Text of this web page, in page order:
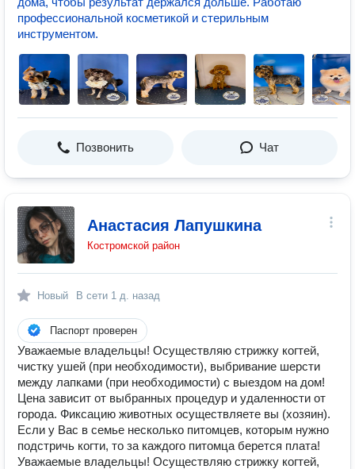
профессиональной косметикой и стерильным
инструментом.
Позвонить Чат
Анастасия Лапушкина
Костромской район
Новый В сети 1 д. назад
Паспорт проверен
Уважаемые владельцы! Осуществляю стрижку когтей,
чистку ушей (при необходимости), выбривание шерсти
между лапками (при необходимости) с выездом на дом!
Цена зависит от выбранных процедур и удаленности от
города. Фиксацию животных осуществляете вы (хозяин).
Если у Вас в семье несколько питомцев, которым нужно
подстричь когти, то за каждого питомца берется плата!
Уважаемые владельцы! Осуществляю стрижку когтей,